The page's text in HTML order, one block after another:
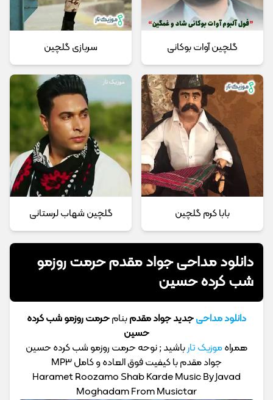
گلچین آوات بوکانی سربازی گلچین
بابا کرم گلچین گلچین شهاب لرستانی
دانلود مداحی جواد مقدم حرمت روزمو
شب کرده حسین
دانلود مداحیجدید جواد مقدمبنامحرمت روزمو شب کرده
حسین
همراهموزیک تارباشید ; نوحه حرمت روزمو شب کرده حسین
جواد مقدم با کیفیت فوق العاده و کامل MP3
Haramet Roozamo Shab Karde Music By Javad
Moghadam From Musictar